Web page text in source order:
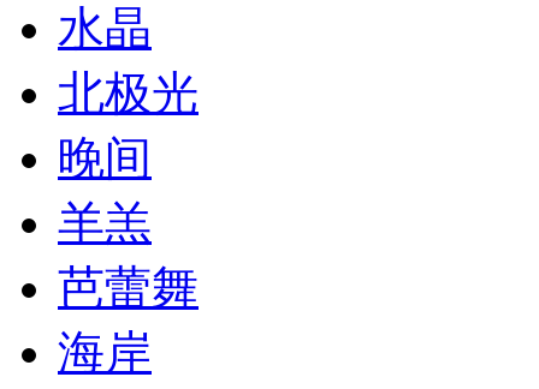
水晶
北极光
晚间
羊羔
芭蕾舞
海岸